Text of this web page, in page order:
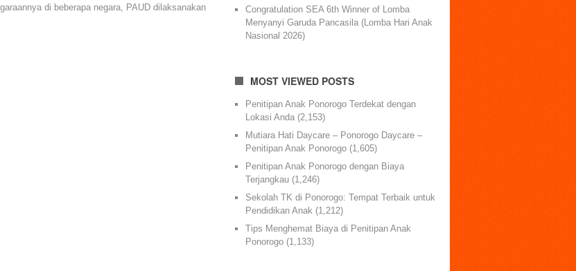
di beberapa negara, PAUD dilaksanakan
Congratulation SEA 6th Winner of Lomba
Menyanyi Garuda Pancasila (Lomba Hari Anak
Nasional 2026)
MOST VIEWED POSTS
Penitipan Anak Ponorogo Terdekat dengan
Lokasi Anda (2,153)
Mutiara Hati Daycare – Ponorogo Daycare –
Penitipan Anak Ponorogo (1,605)
Penitipan Anak Ponorogo dengan Biaya
Terjangkau (1,246)
Sekolah TK di Ponorogo: Tempat Terbaik untuk
Pendidikan Anak (1,212)
Tips Menghemat Biaya di Penitipan Anak
Ponorogo (1,133)